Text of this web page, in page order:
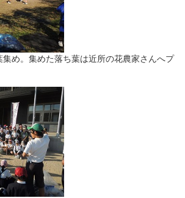
め。集めた落ち葉は近所の花農家さんへプ